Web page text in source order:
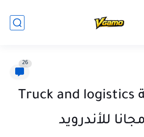
26
تحميل لعبة Truck and logistics